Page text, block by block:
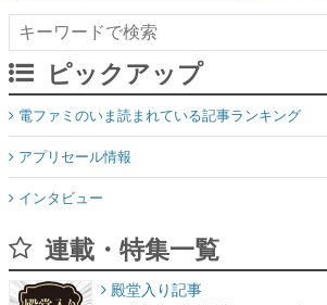
ピックアップ
電ファミのいま読まれている記事ランキング
アプリセール情報
インタビュー
連載・特集一覧
殿堂入り記事